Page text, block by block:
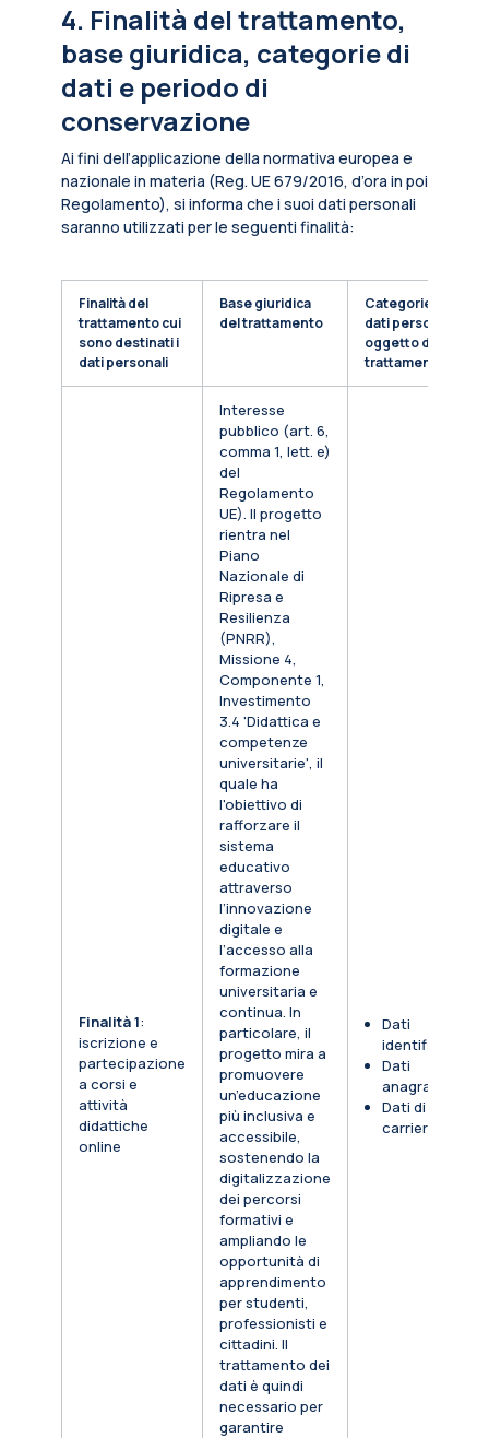
4. Finalità del trattamento,
base giuridica, categorie di
dati e periodo di
conservazione
Ai fini dell’applicazione della normativa europea e
nazionale in materia (Reg. UE 679/2016, d’ora in poi
Regolamento), si informa che i suoi dati personali
saranno utilizzati per le seguenti finalità:
Finalità del
trattamento cui
sono destinati i
dati personali
Base giuridica
del trattamento
Categorie di
dati personali
oggetto di
trattamento
Finalità 1:
iscrizione e
partecipazione
a corsi e
attività
didattiche
online
Interesse
pubblico (art. 6,
comma 1, lett. e)
del
Regolamento
UE). Il progetto
rientra nel
Piano
Nazionale di
Ripresa e
Resilienza
(PNRR),
Missione 4,
Componente 1,
Investimento
3.4 'Didattica e
competenze
universitarie', il
quale ha
l'obiettivo di
rafforzare il
sistema
educativo
attraverso
l’innovazione
digitale e
l’accesso alla
formazione
universitaria e
continua. In
particolare, il
progetto mira a
promuovere
un’educazione
più inclusiva e
accessibile,
sostenendo la
digitalizzazione
dei percorsi
formativi e
ampliando le
opportunità di
apprendimento
per studenti,
professionisti e
cittadini. Il
trattamento dei
dati è quindi
necessario per
garantire
Dati
identificativi
Dati
anagrafici
Dati di
carriera